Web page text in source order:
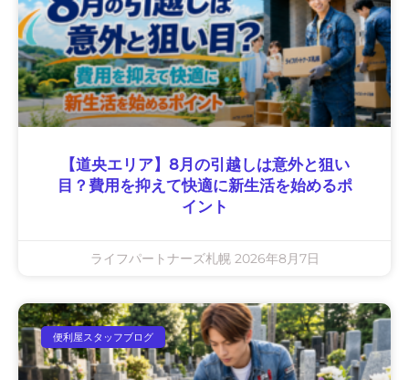
【道央エリア】8月の引越しは意外と狙い
目？費用を抑えて快適に新生活を始めるポ
イント
ライフパートナーズ札幌 2026年8月7日
便利屋スタッフブログ